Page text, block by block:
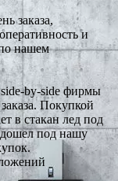
заказа,
и
нашем
by-side фирмы
Покупкой
в стакан лед под
под нашу